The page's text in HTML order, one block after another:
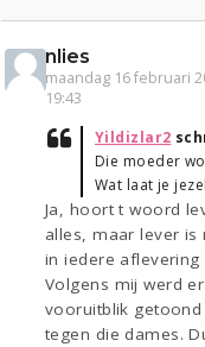
nlies
maandag 16 februari
19:43
Yildizlar2
Die moeder
Wat laat je
Ja, hoort t woord
alles, maar lever is
in iedere aflevering
Volgens mij werd
vooruitblik
tegen die dames.